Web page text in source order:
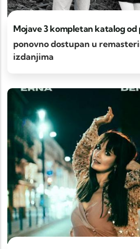
Mojave 3 kompletan katalog od
ponovno dostupan u
izdanjima